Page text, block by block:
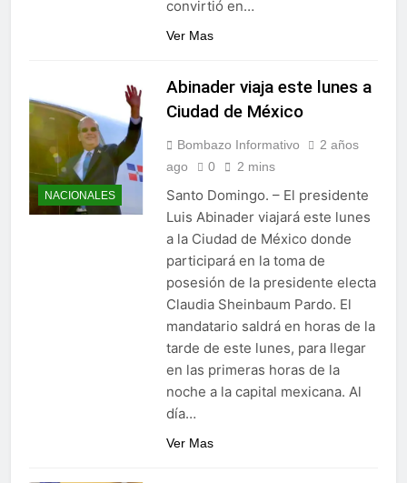
convirtió en…
Ver Mas
NACIONALES
Abinader viaja este lunes a
Ciudad de México
Bombazo Informativo
2 años
ago
0 2 mins
Santo Domingo. – El presidente
Luis Abinader viajará este lunes
a la Ciudad de México donde
participará en la toma de
posesión de la presidente electa
Claudia Sheinbaum Pardo. El
mandatario saldrá en horas de la
tarde de este lunes, para llegar
en las primeras horas de la
noche a la capital mexicana. Al
día…
Ver Mas